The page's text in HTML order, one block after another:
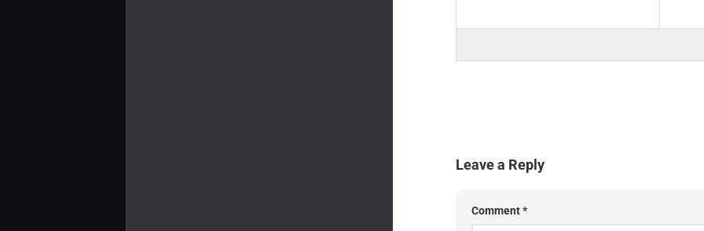
Leave a Reply
Comment*